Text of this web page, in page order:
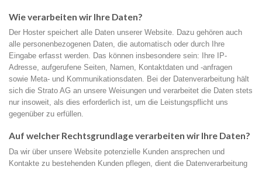
Wie verarbeiten wir Ihre Daten?
Der Hoster speichert alle Daten unserer Website. Dazu gehören auch
alle personenbezogenen Daten, die automatisch oder durch Ihre
Eingabe erfasst werden. Das können insbesondere sein: Ihre IP-
Adresse, aufgerufene Seiten, Namen, Kontaktdaten und -anfragen
sowie Meta- und Kommunikationsdaten. Bei der Datenverarbeitung hält
sich die Strato AG an unsere Weisungen und verarbeitet die Daten stets
nur insoweit, als dies erforderlich ist, um die Leistungspflicht uns
gegenüber zu erfüllen.
Auf welcher Rechtsgrundlage verarbeiten wir Ihre Daten?
Da wir über unsere Website potenzielle Kunden ansprechen und
Kontakte zu bestehenden Kunden pflegen, dient die Datenverarbeitung